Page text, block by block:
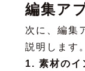
編集ア
次に、編集
説明します。
1. 素材のイ